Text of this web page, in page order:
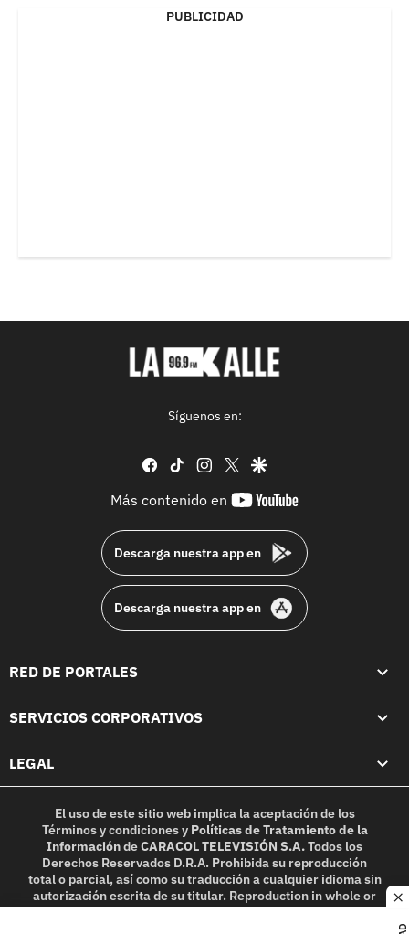
PUBLICIDAD
Síguenos en:
facebook
tiktok instagram
twittergoogle
Más contenido en
youtube-
Descarga nuestra app en
Descarga nuestra app en
RED DE PORTALES
SERVICIOS CORPORATIVOS
LEGAL
El uso de este sitio web implica la aceptación de los
Términos y condicionesy Políticas de Tratamiento de la
InformacióndeCARACOL TELEVISIÓN S.A.Todos los
Derechos Reservados D.R.A. Prohibida su reproducción
total o parcial, así como su traducción a cualquier idioma sin
autorización escrita de su titular. Reproduction in whole or
in part, or translation without written permission is